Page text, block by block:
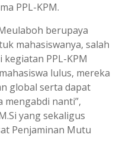
PPL-KPM.
berupaya
mahasiswanya, salah
PPL-KPM
lulus, mereka
global serta dapat
mengabdi nanti”,
yang sekaligus
Penjaminan Mutu